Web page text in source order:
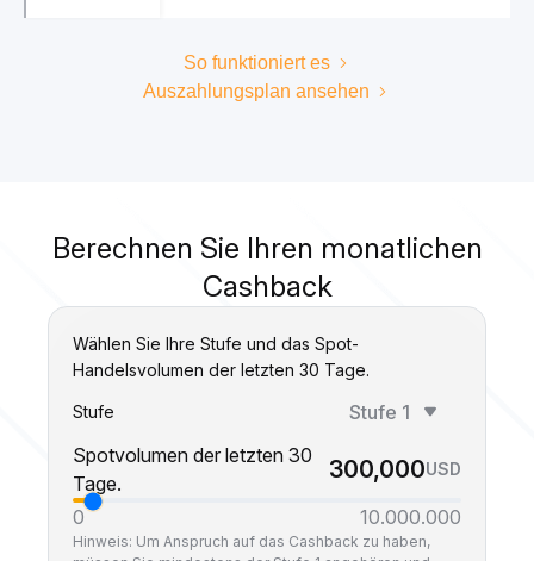
So funktioniert es
Auszahlungsplan ansehen
Berechnen Sie Ihren monatlichen
Cashback
Wählen Sie Ihre Stufe und das Spot-
Handelsvolumen der letzten 30 Tage.
Stufe
Stufe 1
Spotvolumen der letzten 30
Tage.
300,000USD
0 10.000.000
Hinweis: Um Anspruch auf das Cashback zu haben,